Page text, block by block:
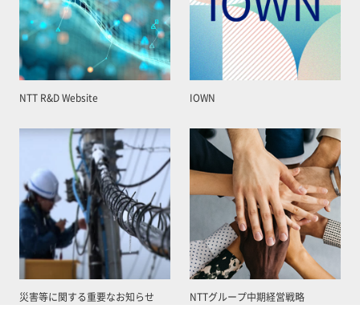
NTT R&D Website IOWN
災害等に関する重要なお知らせ NTTグループ中期経営戦略